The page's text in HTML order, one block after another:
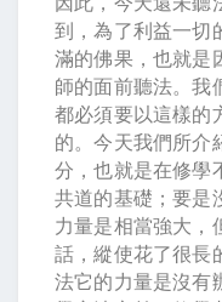
到，為了利益一切
滿的佛果，也就是
師的面前聽法。我
都必須要以這樣的
的。今天我們所介
分，也就是在修學
共道的基礎；要是
力量是相當強大，
話，縱使花了很長
法它的力量是沒有